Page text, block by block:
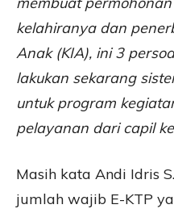
kelahiranya dan
Anak (KIA), ini 3
lakukan sekarang
untuk program
pelayanan dari capil
Masih kata Andi Idris
jumlah wajib E-KTP